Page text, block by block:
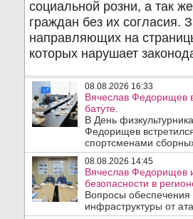
08.08.2026 16:33
Вячеслав Федорищев
батуте.
В День
Федорищев
спортсменами
08.08.2026 14:45
Вячеслав Федорищев
безопасности в
Вопросы обеспечения
инфраструктуры от